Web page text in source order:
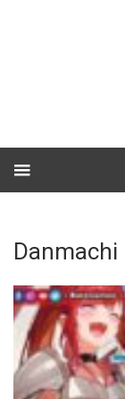
Danmachi